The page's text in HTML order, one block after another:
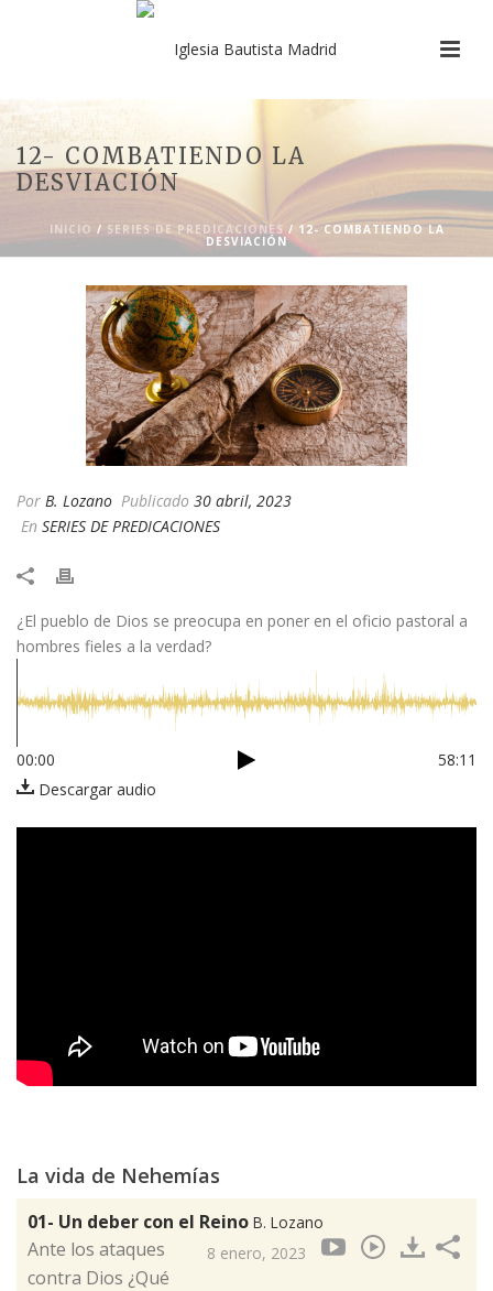
12- COMBATIENDO LA
DESVIACIÓN
INICIO / SERIES DE PREDICACIONES / 12- COMBATIENDO LA
DESVIACIÓN
Por B. Lozano Publicado 30 abril, 2023
En SERIES DE PREDICACIONES
¿El pueblo de Dios se preocupa en poner en el oficio pastoral a
hombres fieles a la verdad?
00:00
58:11
Descargar audio
La vida de Nehemías
01- Un deber con el Reino B. Lozano
8 enero, 2023
Ante los ataques
contra Dios ¿Qué